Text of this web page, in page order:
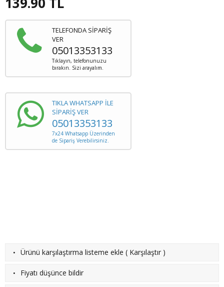
TELEFONDA SİPARİŞ
VER
05013353133
Tıklayın, telefonunuzu
bırakın. Sizi arayalım.
TIKLA WHATSAPP İLE
SİPARİŞ VER
05013353133
7x24 Whatsapp Üzerinden
de Sipariş Verebilirsiniz.
· Ürünü karşılaştırma listeme ekle ( Karşılaştır )
· Fiyatı düşünce bildir